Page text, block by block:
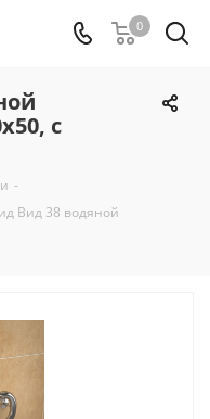
0
с
-
Вид 38 водяной